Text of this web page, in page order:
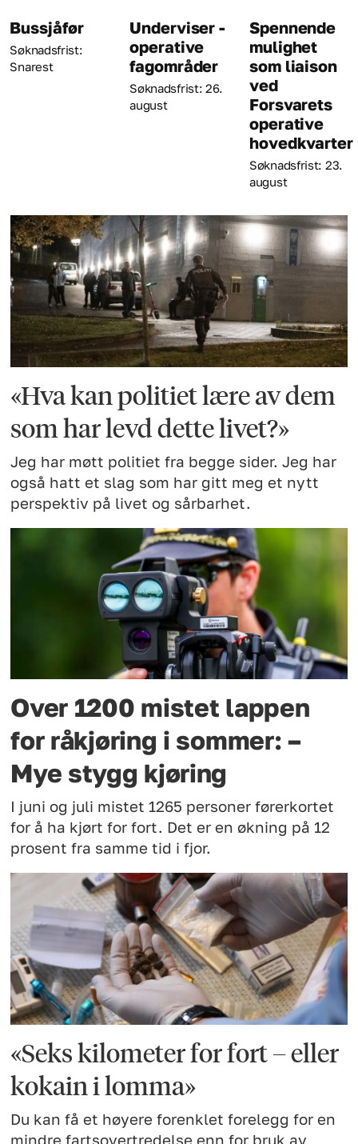
Underviser -
operative
fagområder
Spennende
mulighet
som liaison
ved
Forsvarets
Søknadsfrist: 23.
august
«Hva kan politiet lære av dem
som har levd dette livet?»
Jeg har møtt politiet fra begge sider. Jeg har
også hatt et slag som har gitt meg et nytt
perspektiv på livet og sårbarhet.
Over 1200 mistet lappen
for råkjøring i sommer: –
Mye stygg kjøring
I juni og juli mistet 1265 personer førerkortet
for å ha kjørt for fort. Det er en økning på 12
prosent fra samme tid i fjor.
«Seks kilometer for fort – eller
kokain i lomma»
Du kan få et høyere forenklet forelegg for en
mindre fartsovertredelse enn for bruk av